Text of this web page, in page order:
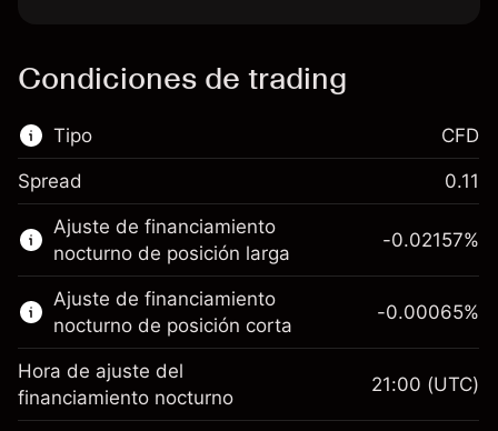
Condiciones de trading
Tipo
Este mercado financiero está disponible para
hacer trading con CFD.
Obtén más información sobre:
CFD
CFD
Spread 0.11
Ajuste de financiamiento
nocturno de posición larga
-0.02157%
Ajuste de financiamiento
nocturno de posición corta
-0.00065%
Hora de ajuste del
financiamiento nocturno
21:00 (UTC)